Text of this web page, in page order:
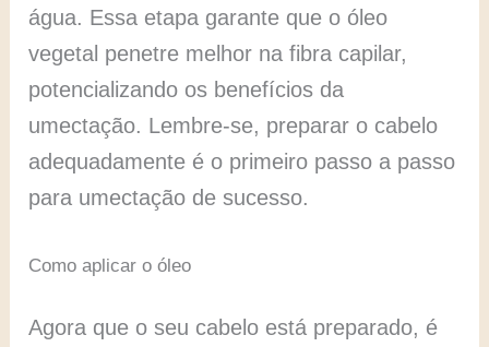
água. Essa etapa garante que o óleo
vegetal penetre melhor na fibra capilar,
potencializando os benefícios da
umectação. Lembre-se, preparar o cabelo
adequadamente é o primeiro passo a passo
para umectação de sucesso.
Como aplicar o óleo
Agora que o seu cabelo está preparado, é